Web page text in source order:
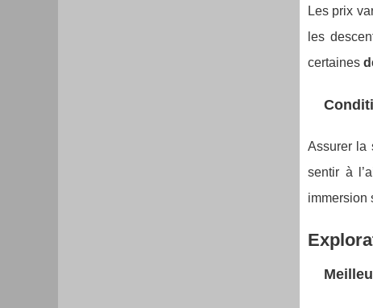
Les prix
les
certaines
Assurer la
sentir à
immersion